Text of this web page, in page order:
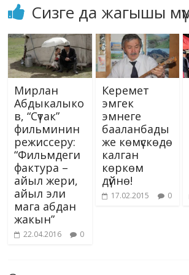
Сизге да жагышы
Мирлан
Абдыкалыко
в, “Сүтак”
фильминин
режиссеру:
“Фильмдеги
фактура –
айыл жери,
айыл эли
мага абдан
жакын”
22.04.2016 0
Керемет
эмгек
эмнеге
бааланбады
же көмүскөдө
калган
көркөм
дүйнө!
17.02.2015 0